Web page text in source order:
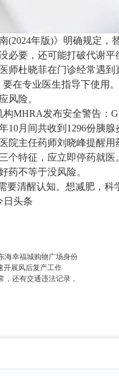
(2024年版)》明确规定
必要，还可能打破代谢平
师杜晓菲在门诊经常遇到
在专业医生指导下使用
风险。
构MHRA发布安全警告：
10月间共收到1296份胰腺
院主任药师刘晓峰提醒
个特征，应立即停药就医
药不等于没风险。
要清醒认知。想减肥，科
日头条
海幸福城购物广场身份
开展风后复产工作
，还有交通违法记录，